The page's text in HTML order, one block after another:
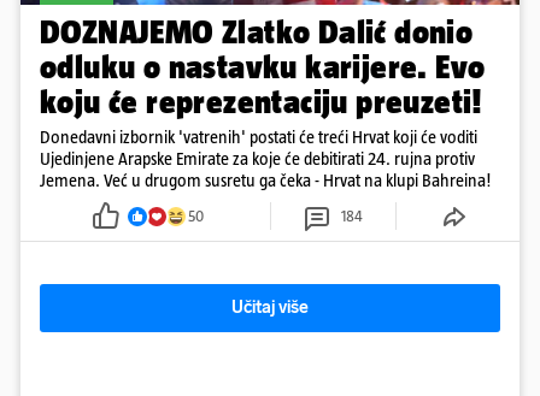
DOZNAJEMO Zlatko Dalić donio
odluku o nastavku karijere. Evo
koju će reprezentaciju preuzeti!
Donedavni izbornik 'vatrenih' postati će treći Hrvat koji će voditi
Ujedinjene Arapske Emirate za koje će debitirati 24. rujna protiv
Jemena. Već u drugom susretu ga čeka - Hrvat na klupi Bahreina!
50 184
Učitaj više